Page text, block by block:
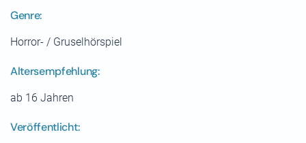
Genre:
Horror- / Gruselhörspiel
Altersempfehlung:
ab 16 Jahren
Veröffentlicht: